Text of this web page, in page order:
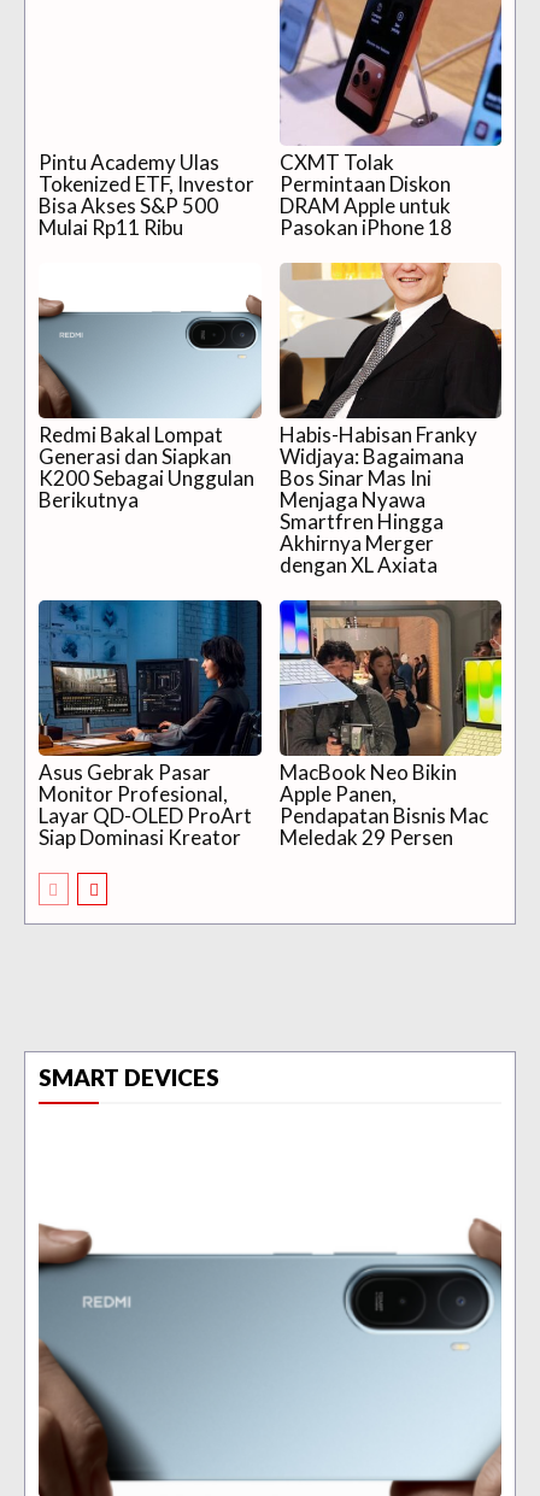
Pintu Academy Ulas
Tokenized ETF, Investor
Bisa Akses S&P 500
Mulai Rp11 Ribu
CXMT Tolak
Permintaan Diskon
DRAM Apple untuk
Pasokan iPhone 18
Redmi Bakal Lompat
Generasi dan Siapkan
K200 Sebagai Unggulan
Berikutnya
Habis-Habisan Franky
Widjaya: Bagaimana
Bos Sinar Mas Ini
Menjaga Nyawa
Smartfren Hingga
Akhirnya Merger
dengan XL Axiata
Asus Gebrak Pasar
Monitor Profesional,
Layar QD-OLED ProArt
Siap Dominasi Kreator
MacBook Neo Bikin
Apple Panen,
Pendapatan Bisnis Mac
Meledak 29 Persen
SMART DEVICES